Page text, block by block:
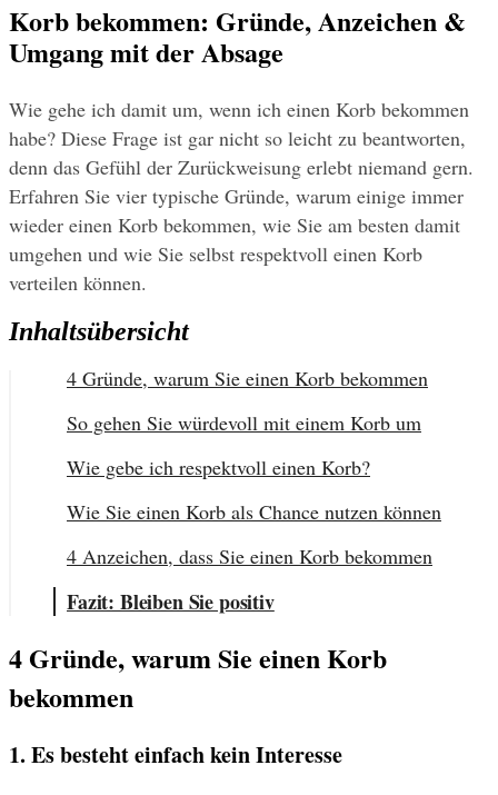
Korb bekommen: Gründe, Anzeichen &
Umgang mit der Absage
Wie gehe ich damit um, wenn ich einen Korb bekommen
habe? Diese Frage ist gar nicht so leicht zu beantworten,
denn das Gefühl der Zurückweisung erlebt niemand gern.
Erfahren Sie vier typische Gründe, warum einige immer
wieder einen Korb bekommen, wie Sie am besten damit
umgehen und wie Sie selbst respektvoll einen Korb
verteilen können.
Inhaltsübersicht
4 Gründe, warum Sie einen Korb bekommen
So gehen Sie würdevoll mit einem Korb um
Wie gebe ich respektvoll einen Korb?
Wie Sie einen Korb als Chance nutzen können
4 Anzeichen, dass Sie einen Korb bekommen
Fazit: Bleiben Sie positiv
4 Gründe, warum Sie einen Korb
bekommen
1. Es besteht einfach kein Interesse